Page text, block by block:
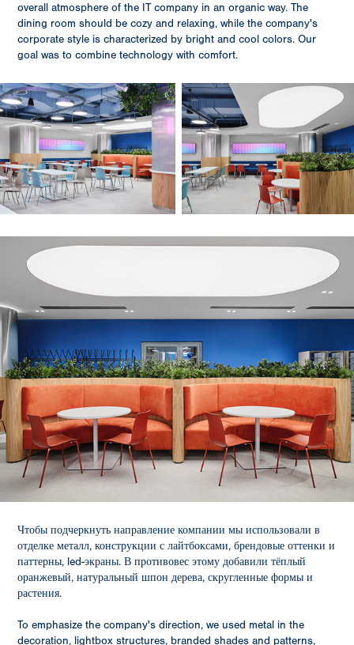
overall atmosphere of the IT company in an organic way. The
dining room should be cozy and relaxing, while the company's
corporate style is characterized by bright and cool colors. Our
goal was to combine technology with comfort.
Чтобы подчеркнуть направление компании мы использовали в
отделке металл, конструкции с лайтбоксами, брендовые оттенки и
паттерны, led-экраны. В противовес этому добавили тёплый
оранжевый, натуральный шпон дерева, скругленные формы и
растения.
To emphasize the company's direction, we used metal in the
decoration, lightbox structures, branded shades and patterns,